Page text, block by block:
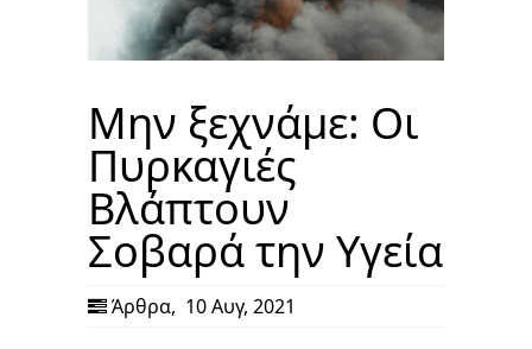
Μην ξεχνάμε: Οι
Πυρκαγιές
Βλάπτουν
Σοβαρά την Υγεία
Άρθρα, 10 Αυγ, 2021